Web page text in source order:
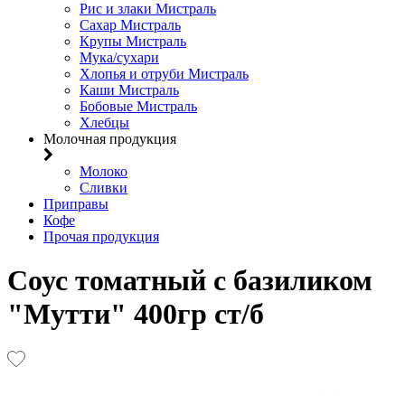
Рис и злаки Мистраль
Сахар Мистраль
Крупы Мистраль
Мука/сухари
Хлопья и отруби Мистраль
Каши Мистраль
Бобовые Мистраль
Хлебцы
Молочная продукция
Молоко
Сливки
Приправы
Кофе
Прочая продукция
Соус томатный с базиликом
"Мутти" 400гр ст/б